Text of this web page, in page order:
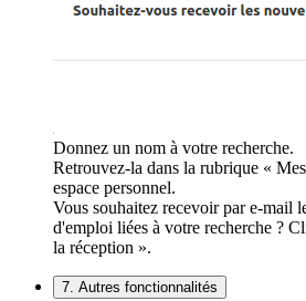
Donnez un nom à votre recherche.
Retrouvez-la dans la rubrique «
espace personnel.
Vous souhaitez recevoir par e-mail
d'emploi liées à votre recherche ?
la réception ».
7. Autres fonctionnalités